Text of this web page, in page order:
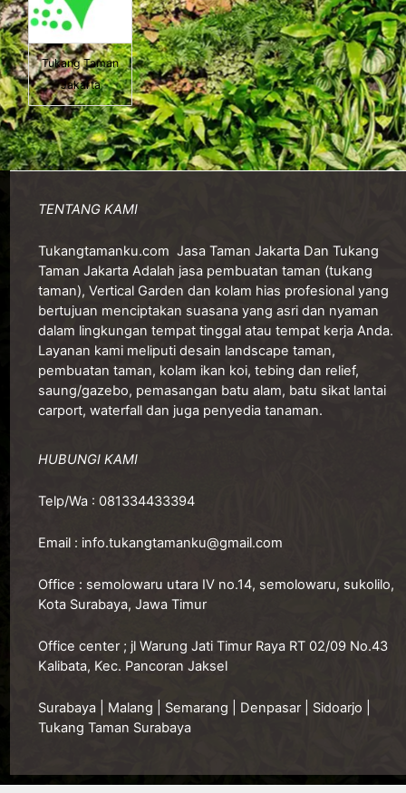
Tukang Taman
Jakarta
TENTANG KAMI
Tukangtamanku.com Jasa Taman Jakarta Dan Tukang
Taman Jakarta Adalah jasa pembuatan taman (tukang
taman), Vertical Garden dan kolam hias profesional yang
bertujuan menciptakan suasana yang asri dan nyaman
dalam lingkungan tempat tinggal atau tempat kerja Anda.
Layanan kami meliputi desain landscape taman,
pembuatan taman, kolam ikan koi, tebing dan relief,
saung/gazebo, pemasangan batu alam, batu sikat lantai
carport, waterfall dan juga penyedia tanaman.
HUBUNGI KAMI
Telp/Wa : 081334433394
Email : info.tukangtamanku@gmail.com
Office : semolowaru utara IV no.14, semolowaru, sukolilo,
Kota Surabaya, Jawa Timur
Office center ; jl Warung Jati Timur Raya RT 02/09 No.43
Kalibata, Kec. Pancoran Jaksel
Surabaya Malang Semarang Denpasar Sidoarjo
Tukang Taman Surabaya